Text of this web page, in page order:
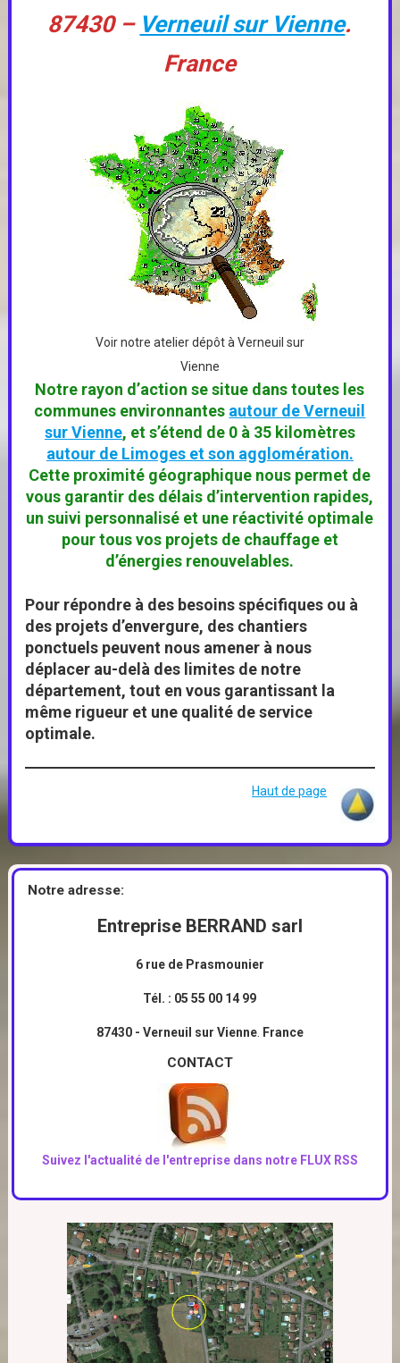
87430 – Verneuil sur Vienne.
France
Voir notre atelier dépôt à Verneuil sur
Vienne
Notre rayon d’action se situe dans toutes les
communes environnantes autour de Verneuil
sur Vienne, et s’étend de 0 à 35 kilomètres
autour de Limoges et son agglomération.
Cette proximité géographique nous permet de
vous garantir des délais d’intervention rapides,
un suivi personnalisé et une réactivité optimale
pour tous vos projets de chauffage et
d’énergies renouvelables.
Pour répondre à des besoins spécifiques ou à
des projets d’envergure, des chantiers
ponctuels peuvent nous amener à nous
déplacer au-delà des limites de notre
département, tout en vous garantissant la
même rigueur et une qualité de service
optimale.
Haut de page
Notre adresse:
Entreprise BERRAND sarl
6 rue de Prasmounier
Tél. : 05 55 00 14 99
87430 - Verneuil sur Vienne. France
CONTACT
Suivez l'actualité de l'entreprise dans notre FLUX RSS